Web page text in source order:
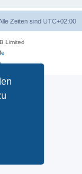
Zeiten sind UTC+02:00
Limited